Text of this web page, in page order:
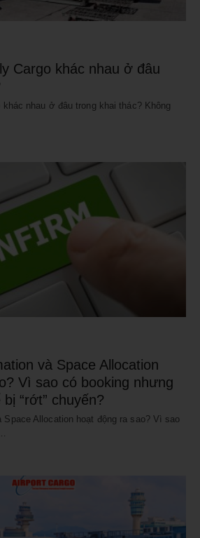
Cargo khác nhau ở đâu
nhau ở đâu trong khai thác? Không
và Space Allocation
Vì sao có booking nhưng
“rớt” chuyến?
Space Allocation hoạt động ra sao? Vì sao